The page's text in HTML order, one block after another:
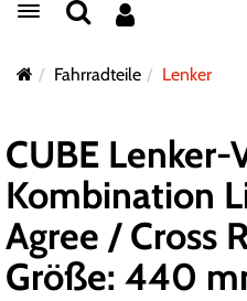
Toggle navigation
Fahrradteile Lenker
CUBE Lenker-
Kombination
Agree / Cross
Größe: 440